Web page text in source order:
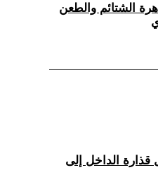
الشتائم والطعن
قذارة الداخل إلى